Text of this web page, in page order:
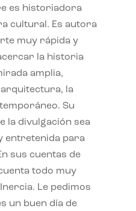
es historiadora
cultural. Es autora
muy rápida y
la historia
amplia,
la
Su
la divulgación sea
entretenida para
sus cuentas de
todo muy
Le pedimos
un buen día de